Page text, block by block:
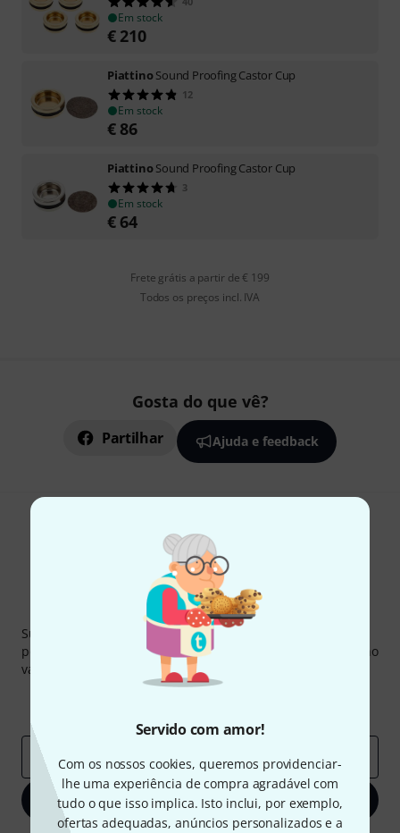
Servido com amor!
Com os nossos cookies, queremos providenciar-
lhe uma experiência de compra agradável com
tudo o que isso implica. Isto inclui, por exemplo,
ofertas adequadas, anúncios personalizados e a
Em stock
€ 210
PiattinoSound Proofing Castor Cup
12
Em stock
€ 86
PiattinoSound Proofing Castor Cup
3
Em stock
€ 64
Frete grátis a partir de € 199
Todos os preços incl. IVA
Gosta do que vê?
Partilhar Ajuda e feedback
Newsletter Thomann
Subscreva a Newsletter da Thomann em inglês e com um
pouco de sorte você poderá ganhar um dos
no
valor de
Endereço de e-mail
Inscreva-se agora